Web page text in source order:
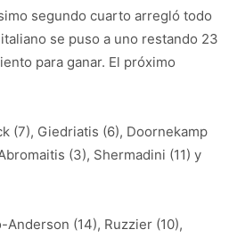
segundo cuarto arregló todo
se puso a uno restando 23
para ganar. El próximo
(7), Giedriatis (6), Doornekamp
(3), Shermadini (11) y
(14), Ruzzier (10),